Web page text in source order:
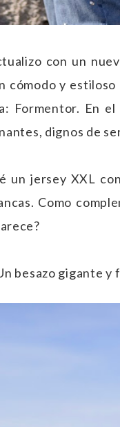
con un
cómodo y
Formentor. En
dignos de
un jersey XXL
Como
besazo gigante y